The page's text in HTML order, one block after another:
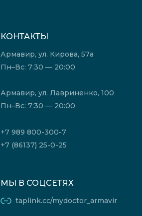
КОНТАКТЫ
Армавир, ул. Кирова, 57а
Пн–Вс: 7:30 — 20:00
Армавир, ул. Лавриненко, 100
Пн–Вс: 7:30 — 20:00
+7 989 800-300-7
+7 (86137) 25-0-25
МЫ В СОЦСЕТЯХ
taplink.cc/mydoctor_armavir